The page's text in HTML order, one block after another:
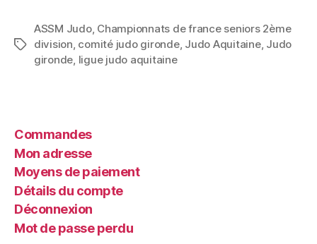
ASSM Judo, Championnats de france seniors 2ème
division, comité judo gironde, Judo Aquitaine, Judo
gironde, ligue judo aquitaine
Commandes
Mon adresse
Moyens de paiement
Détails du compte
Déconnexion
Mot de passe perdu